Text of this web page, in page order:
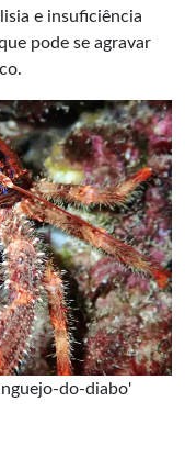
e insuficiência
pode se agravar
do-diabo'